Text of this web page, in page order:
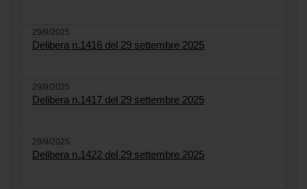
29/9/2025
Delibera n.1416 del 29 settembre 2025
29/9/2025
Delibera n.1417 del 29 settembre 2025
29/9/2025
Delibera n.1422 del 29 settembre 2025